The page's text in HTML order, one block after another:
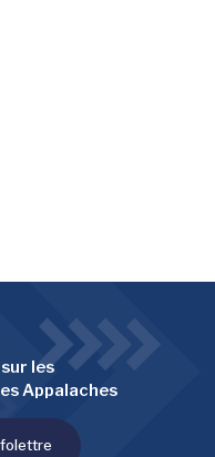
les
Appalaches